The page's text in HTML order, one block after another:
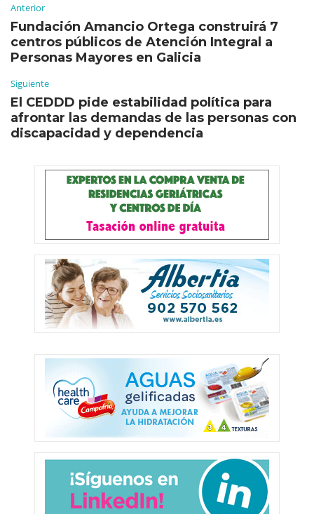
Anterior
Fundación Amancio Ortega construirá 7
centros públicos de Atención Integral a
Personas Mayores en Galicia
Siguiente
El CEDDD pide estabilidad política para
afrontar las demandas de las personas con
discapacidad y dependencia